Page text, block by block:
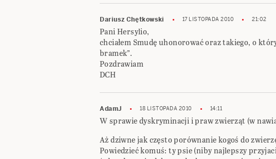
Dariusz Chętkowski 17 LISTOPADA 2010 21:02
Pani Hersylio,
chciałem Smudę uhonorować oraz takiego, o
bramek”.
Pozdrawiam
DCH
AdamJ 18 LISTOPADA 2010 14:11
W sprawie dyskryminacji i praw zwierząt (w
Aż dziwne jak często porównanie kogoś do
Powiedzieć komuś: ty psie (niby najlepszy